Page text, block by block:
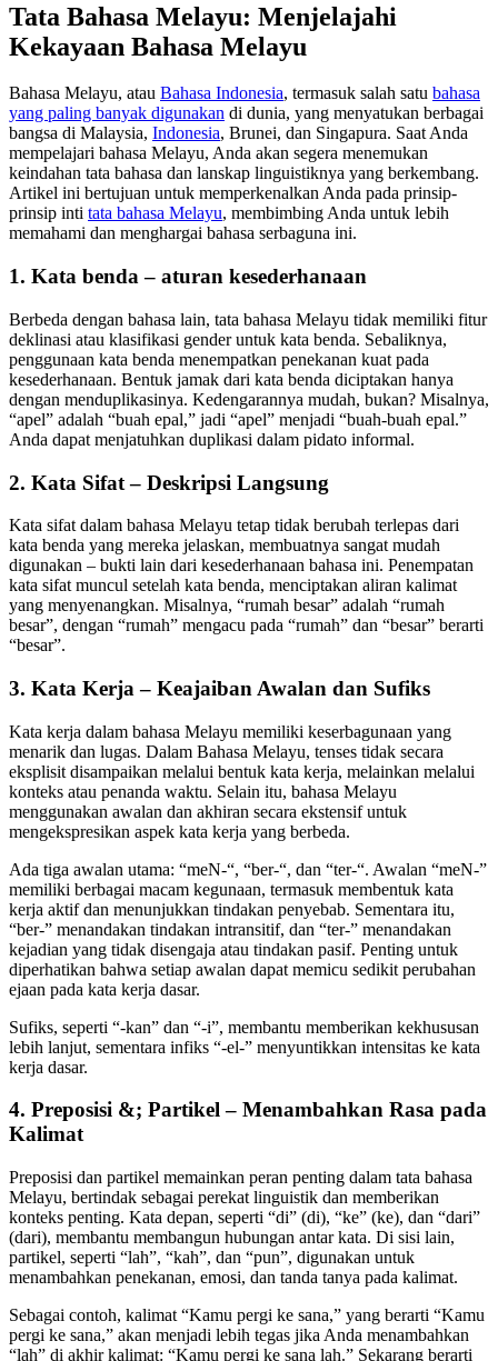
Tata Bahasa Melayu: Menjelajahi
Kekayaan Bahasa Melayu
Bahasa Melayu, atau Bahasa Indonesia, termasuk salah satu bahasa
yang paling banyak digunakan di dunia, yang menyatukan berbagai
bangsa di Malaysia, Indonesia, Brunei, dan Singapura. Saat Anda
mempelajari bahasa Melayu, Anda akan segera menemukan
keindahan tata bahasa dan lanskap linguistiknya yang berkembang.
Artikel ini bertujuan untuk memperkenalkan Anda pada prinsip-
prinsip inti tata bahasa Melayu, membimbing Anda untuk lebih
memahami dan menghargai bahasa serbaguna ini.
1. Kata benda – aturan kesederhanaan
Berbeda dengan bahasa lain, tata bahasa Melayu tidak memiliki fitur
deklinasi atau klasifikasi gender untuk kata benda. Sebaliknya,
penggunaan kata benda menempatkan penekanan kuat pada
kesederhanaan. Bentuk jamak dari kata benda diciptakan hanya
dengan menduplikasinya. Kedengarannya mudah, bukan? Misalnya,
“apel” adalah “buah epal,” jadi “apel” menjadi “buah-buah epal.”
Anda dapat menjatuhkan duplikasi dalam pidato informal.
2. Kata Sifat – Deskripsi Langsung
Kata sifat dalam bahasa Melayu tetap tidak berubah terlepas dari
kata benda yang mereka jelaskan, membuatnya sangat mudah
digunakan – bukti lain dari kesederhanaan bahasa ini. Penempatan
kata sifat muncul setelah kata benda, menciptakan aliran kalimat
yang menyenangkan. Misalnya, “rumah besar” adalah “rumah
besar”, dengan “rumah” mengacu pada “rumah” dan “besar” berarti
“besar”.
3. Kata Kerja – Keajaiban Awalan dan Sufiks
Kata kerja dalam bahasa Melayu memiliki keserbagunaan yang
menarik dan lugas. Dalam Bahasa Melayu, tenses tidak secara
eksplisit disampaikan melalui bentuk kata kerja, melainkan melalui
konteks atau penanda waktu. Selain itu, bahasa Melayu
menggunakan awalan dan akhiran secara ekstensif untuk
mengekspresikan aspek kata kerja yang berbeda.
Ada tiga awalan utama: “meN-“, “ber-“, dan “ter-“. Awalan “meN-”
memiliki berbagai macam kegunaan, termasuk membentuk kata
kerja aktif dan menunjukkan tindakan penyebab. Sementara itu,
“ber-” menandakan tindakan intransitif, dan “ter-” menandakan
kejadian yang tidak disengaja atau tindakan pasif. Penting untuk
diperhatikan bahwa setiap awalan dapat memicu sedikit perubahan
ejaan pada kata kerja dasar.
Sufiks, seperti “-kan” dan “-i”, membantu memberikan kekhususan
lebih lanjut, sementara infiks “-el-” menyuntikkan intensitas ke kata
kerja dasar.
4. Preposisi &; Partikel – Menambahkan Rasa pada
Kalimat
Preposisi dan partikel memainkan peran penting dalam tata bahasa
Melayu, bertindak sebagai perekat linguistik dan memberikan
konteks penting. Kata depan, seperti “di” (di), “ke” (ke), dan “dari”
(dari), membantu membangun hubungan antar kata. Di sisi lain,
partikel, seperti “lah”, “kah”, dan “pun”, digunakan untuk
menambahkan penekanan, emosi, dan tanda tanya pada kalimat.
Sebagai contoh, kalimat “Kamu pergi ke sana,” yang berarti “Kamu
pergi ke sana,” akan menjadi lebih tegas jika Anda menambahkan
“lah” di akhir kalimat: “Kamu pergi ke sana lah.” Sekarang berarti